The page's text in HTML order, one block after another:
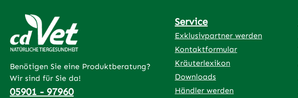
Benötigen Sie eine Produktberatung?
Wir sind für Sie da!
05901 - 97960
Service
Exklusivpartner werden
Kontaktformular
Kräuterlexikon
Downloads
Händler werden